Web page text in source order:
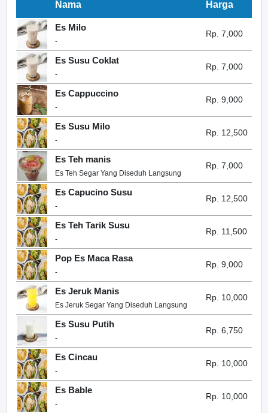
Nama Harga
Es Milo
-
Rp. 7,000
Es Susu Coklat
-
Rp. 7,000
Es Cappuccino
-
Rp. 9,000
Es Susu Milo
-
Rp. 12,500
Es Teh manis
Es Teh Segar Yang Diseduh Langsung
Rp. 7,000
Es Capucino Susu
-
Rp. 12,500
Es Teh Tarik Susu
-
Rp. 11,500
Pop Es Maca Rasa
-
Rp. 9,000
Es Jeruk Manis
Es Jeruk Segar Yang Diseduh Langsung
Rp. 10,000
Es Susu Putih
-
Rp. 6,750
Es Cincau
-
Rp. 10,000
Es Bable
-
Rp. 10,000